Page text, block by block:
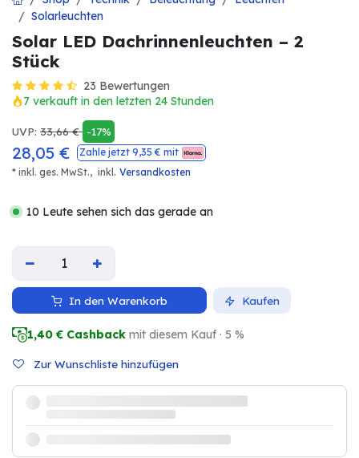
Solarleuchten
Solar LED Dachrinnenleuchten – 2
Stück
23 Bewertungen
7 verkauft in den letzten 24 Stunden
UVP: 33,66€ -17%
28,05 € Zahle jetzt 9,35 € mit
* inkl. ges. MwSt., inkl. Versandkosten
10 Leute sehen sich das gerade an
In den Warenkorb Kaufen
1,40 € Cashback mit diesem Kauf · 5 %
Zur Wunschliste hinzufügen